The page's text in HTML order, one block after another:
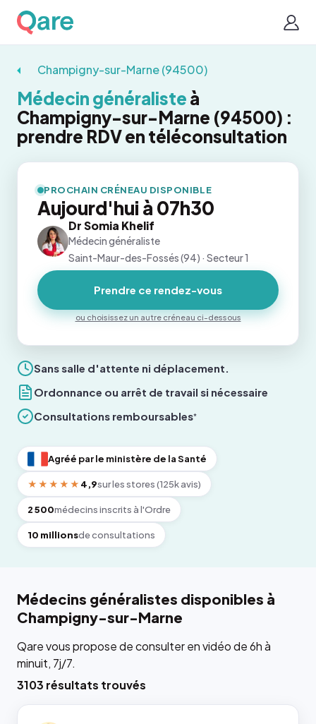
Champigny-sur-Marne (94500)
Médecin généraliste à
Champigny-sur-Marne (94500) :
prendre RDV en téléconsultation
Sans salle d'attente ni déplacement.
Ordonnance ou arrêt de travail si nécessaire
Consultations remboursables*
Agréé par le ministère de la Santé
★★★★★ 4,9sur les stores (125k avis)
2 500médecins inscrits à l'Ordre
10 millionsde consultations
PROCHAIN CRÉNEAU DISPONIBLE
Aujourd'hui à 07h30
Dr Somia Khelif
Médecin généraliste
Saint-Maur-des-Fossés (94) · Secteur 1
Prendre ce rendez-vous
ou choisissez un autre créneau ci-dessous
Médecins généralistes disponibles à
Champigny-sur-Marne
Qare vous propose de consulter en vidéo de 6h à
minuit, 7j/7.
3103 résultats trouvés